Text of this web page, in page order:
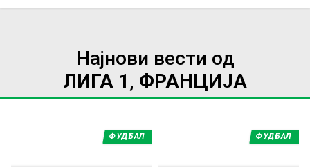
Најнови вести од
ЛИГА 1, ФРАНЦИЈА
ФУДБАЛ ФУДБАЛ